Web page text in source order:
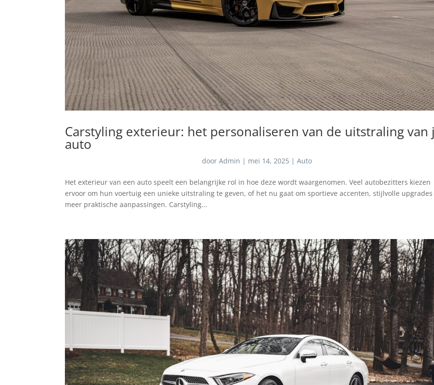
Carstyling exterieur: het personaliseren van de uitstraling van
auto
door Admin | mei 14, 2025 | Auto
Het exterieur van een auto speelt een belangrijke rol in hoe deze wordt waargenomen. Veel autobezitters kiezen
ervoor om hun voertuig een unieke uitstraling te geven, of het nu gaat om sportieve accenten, stijlvolle
meer praktische aanpassingen. Carstyling...